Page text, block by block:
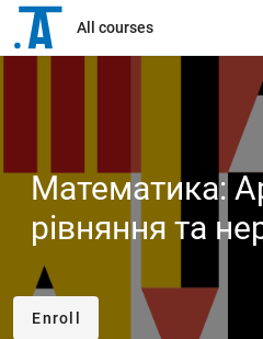
All courses
Математика:
рiвняння та
Enroll